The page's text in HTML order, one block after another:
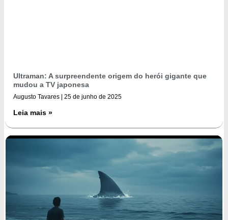
Ultraman: A surpreendente origem do herói gigante que
mudou a TV japonesa
Augusto Tavares 25 de junho de 2025
Leia mais »